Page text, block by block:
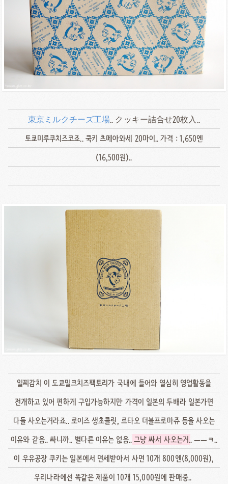
東京ミルクチーズ工場.. クッキー詰合せ20枚入..
토쿄미루쿠치즈코죠.. 쿡키 츠메아와세 20마이.. 가격 : 1,650엔
(16,500원)..
일찌감치 이 도쿄밀크치즈팩토리가 국내에 들어와 열심히 영업활동을
전개하고 있어 편하게 구입가능하지만 가격이 일본의 두배라 일본가면
다들 사오는거라죠.. 로이즈 생초콜릿, 르타오 더블프로마쥬 등을 사오는
이유와 같음.. 싸니까.. 별다른 이유는 없음..그냥 싸서 사오는거.. ㅡㅡㅋ..
이 우유공장 쿠키는 일본에서 면세받아서 사면 10개 800엔(8,000원),
우리나라에선 똑같은 제품이 10개 15,000원에 판매중..